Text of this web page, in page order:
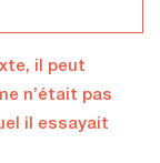
il peut
n’était pas
il essayait